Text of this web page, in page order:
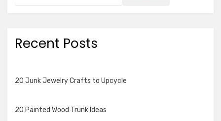
Recent Posts
20 Junk Jewelry Crafts to Upcycle
20 Painted Wood Trunk Ideas